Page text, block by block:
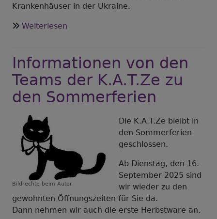
Krankenhäuser in der Ukraine.
Weiterlesen
Hilfe
weiter
dringend
nötig!
Schwabacher
Hilfstransport
Informationen von den
Teams der K.A.T.Ze zu
den Sommerferien
Bildrechte beim Autor
Die K.A.T.Ze bleibt in
den Sommerferien
geschlossen.
Ab Dienstag, den 16.
September 2025 sind
wir wieder zu den
gewohnten Öffnungszeiten für Sie da.
Dann nehmen wir auch die erste Herbstware an.